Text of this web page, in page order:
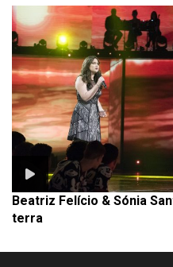
Beatriz Felício & Sónia
terra